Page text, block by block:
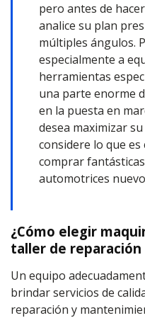
pero antes de
analice su plan
múltiples ángulos.
especialmente a
herramientas
una parte enorme
en la puesta en
desea maximizar
considere lo que es
comprar
automotrices
¿Cómo elegir
taller de
Un equipo
brindar servicios de
reparación y